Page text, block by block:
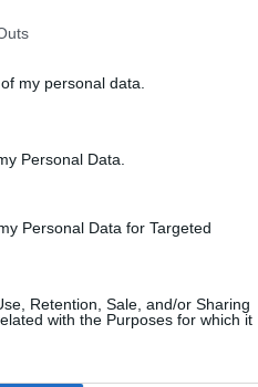
my personal data.
Personal Data.
Personal Data for Targeted
Retention, Sale, and/or Sharing
with the Purposes for which it
τον Ιατρό κ.
Κέντρου του